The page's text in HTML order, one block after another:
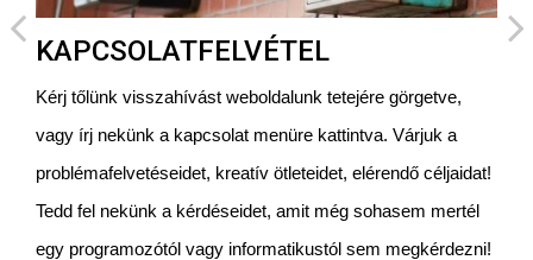
KAPCSOLATFELVÉTEL
Kérj tőlünk visszahívást weboldalunk tetejére görgetve,
vagy írj nekünk a kapcsolat menüre kattintva. Várjuk a
problémafelvetéseidet, kreatív ötleteidet, elérendő céljaidat!
Tedd fel nekünk a kérdéseidet, amit még sohasem mertél
egy programozótól vagy informatikustól sem megkérdezni!